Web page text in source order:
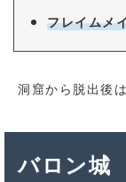
フレイムメ
洞窟から脱出後
バロン城